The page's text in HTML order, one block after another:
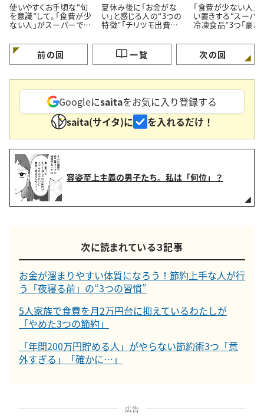
使いやすくお手頃な“旬
を意識”して。「食費が少
ない人」がスーパーでよ
夏休み後に「お金がな
い」と感じる人の“3つの
特徴”「チリツモ出費に
「食費が少ない人」
い置きする“スーパ
冷凍食品”3つ「豪華
る」
前の回 一覧 次の回
Googleにsaitaをお気に入り登録する
saita(サイタ)に
を入れるだけ！
容姿至上主義の男子たち。私は「何位」？
次に読まれている３記事
お金が溜まりやすい体質になろう！節約上手な人が行
う「夜寝る前」の“3つの習慣”
5人家族で食費を月2万円台に抑えているわたしが
「やめた3つの節約」
「年間200万円貯める人」がやらない節約術3つ「意
外すぎる」「確かに…」
広告